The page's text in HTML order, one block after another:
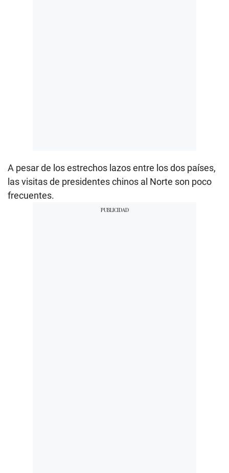
A pesar de los estrechos lazos entre los dos países,
las visitas de presidentes chinos al Norte son poco
frecuentes.